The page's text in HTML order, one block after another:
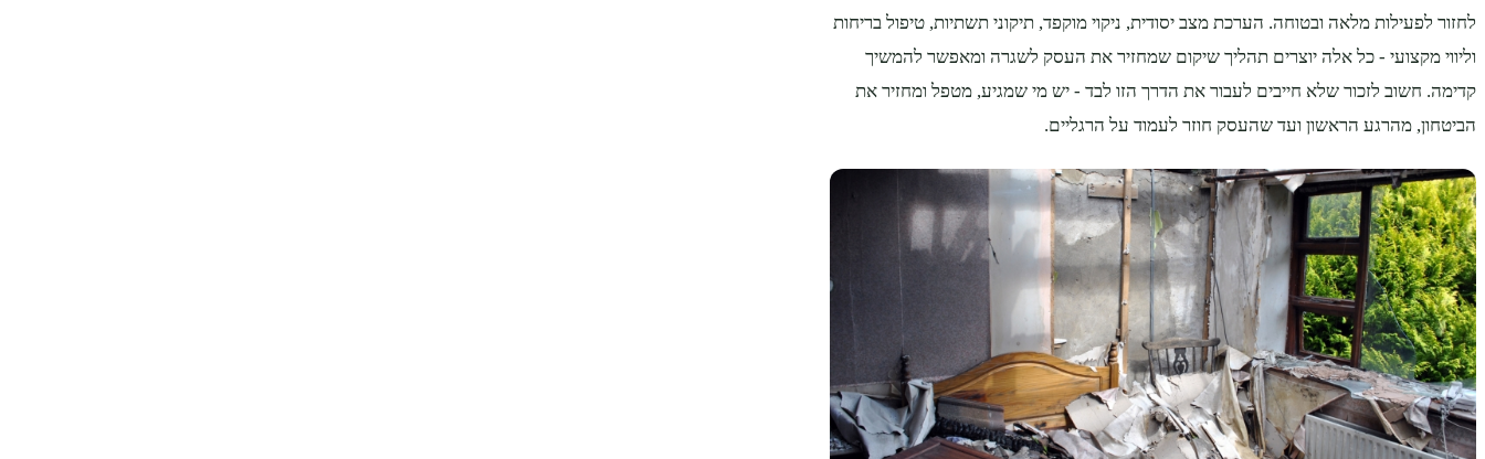
לחזור לפעילות מלאה ובטוחה. הערכת מצב יסודית, ניקוי מוקפד, תיקוני תשתיות, טיפול בריחות
וליווי מקצועי - כל אלה יוצרים תהליך שיקום שמחזיר את העסק לשגרה ומאפשר להמשיך
קדימה. חשוב לזכור שלא חייבים לעבור את הדרך הזו לבד - יש מי שמגיע, מטפל ומחזיר את
הביטחון, מהרגע הראשון ועד שהעסק חוזר לעמוד על הרגליים.